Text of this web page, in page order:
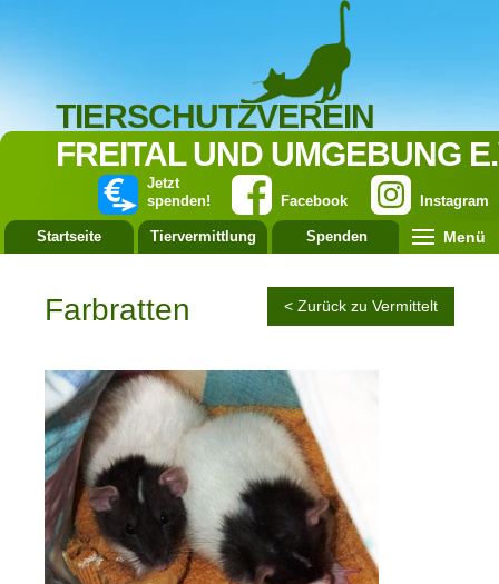
TIERSCHUTZVEREIN
FREITAL UND UMGEBUNG
Instagram
Facebook
Jetzt
spenden!
Startseite Tiervermittlung Spenden Menü
Farbratten < Zurück zu Vermittelt